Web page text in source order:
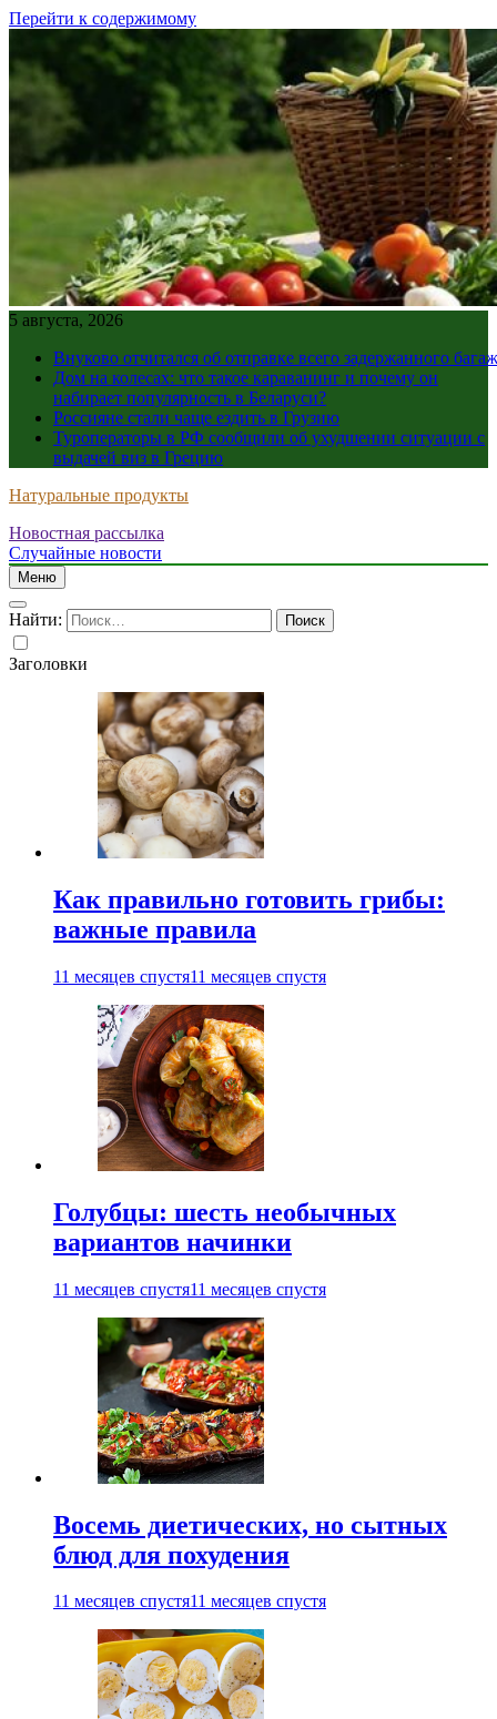
Перейти к содержимому
5 августа, 2026
Внуково отчитался об отправке всего задержанного
Дом на колесах: что такое караванинг и почему он
набирает популярность в Беларуси?
Россияне стали чаще ездить в Грузию
Туроператоры в РФ сообщили об ухудшении ситуации с
выдачей виз в Грецию
Натуральные продукты
Новостная рассылка
Случайные новости
Меню
Найти:
Заголовки
Как правильно готовить грибы:
важные правила
11 месяцев спустя11 месяцев спустя
Голубцы: шесть необычных
вариантов начинки
11 месяцев спустя11 месяцев спустя
Восемь диетических, но сытных
блюд для похудения
11 месяцев спустя11 месяцев спустя